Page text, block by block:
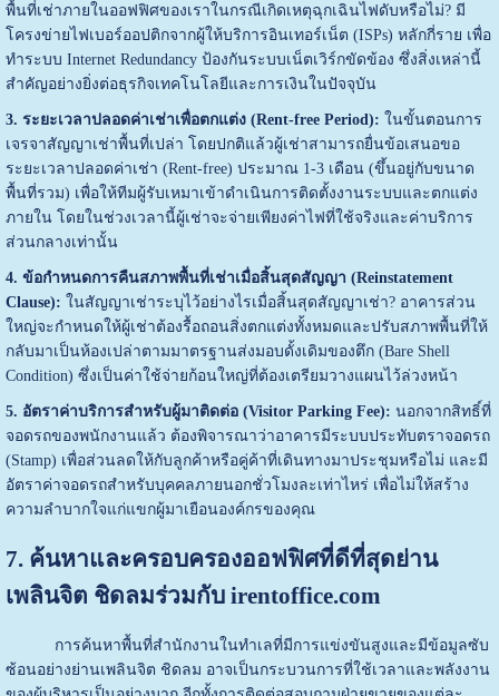
พื้นที่เช่าภายในออฟฟิศของเราในกรณีเกิดเหตุฉุกเฉินไฟดับหรือไม่? มี
โครงข่ายไฟเบอร์ออปติกจากผู้ให้บริการอินเทอร์เน็ต (ISPs) หลักกี่ราย เพื่อ
ทำระบบ Internet Redundancy ป้องกันระบบเน็ตเวิร์กขัดข้อง ซึ่งสิ่งเหล่านี้
สำคัญอย่างยิ่งต่อธุรกิจเทคโนโลยีและการเงินในปัจจุบัน
3. ระยะเวลาปลอดค่าเช่าเพื่อตกแต่ง (Rent-free Period): ในขั้นตอนการ
เจรจาสัญญาเช่าพื้นที่เปล่า โดยปกติแล้วผู้เช่าสามารถยื่นข้อเสนอขอ
ระยะเวลาปลอดค่าเช่า (Rent-free) ประมาณ 1-3 เดือน (ขึ้นอยู่กับขนาด
พื้นที่รวม) เพื่อให้ทีมผู้รับเหมาเข้าดำเนินการติดตั้งงานระบบและตกแต่ง
ภายใน โดยในช่วงเวลานี้ผู้เช่าจะจ่ายเพียงค่าไฟที่ใช้จริงและค่าบริการ
ส่วนกลางเท่านั้น
4. ข้อกำหนดการคืนสภาพพื้นที่เช่าเมื่อสิ้นสุดสัญญา (Reinstatement
Clause): ในสัญญาเช่าระบุไว้อย่างไรเมื่อสิ้นสุดสัญญาเช่า? อาคารส่วน
ใหญ่จะกำหนดให้ผู้เช่าต้องรื้อถอนสิ่งตกแต่งทั้งหมดและปรับสภาพพื้นที่ให้
กลับมาเป็นห้องเปล่าตามมาตรฐานส่งมอบดั้งเดิมของตึก (Bare Shell
Condition) ซึ่งเป็นค่าใช้จ่ายก้อนใหญ่ที่ต้องเตรียมวางแผนไว้ล่วงหน้า
5. อัตราค่าบริการสำหรับผู้มาติดต่อ (Visitor Parking Fee): นอกจากสิทธิ์ที่
จอดรถของพนักงานแล้ว ต้องพิจารณาว่าอาคารมีระบบประทับตราจอดรถ
(Stamp) เพื่อส่วนลดให้กับลูกค้าหรือคู่ค้าที่เดินทางมาประชุมหรือไม่ และมี
อัตราค่าจอดรถสำหรับบุคคลภายนอกชั่วโมงละเท่าไหร่ เพื่อไม่ให้สร้าง
ความลำบากใจแก่แขกผู้มาเยือนองค์กรของคุณ
7. ค้นหาและครอบครองออฟฟิศที่ดีที่สุดย่าน
เพลินจิต ชิดลมร่วมกับ irentoffice.com
การค้นหาพื้นที่สำนักงานในทำเลที่มีการแข่งขันสูงและมีข้อมูลซับ
ซ้อนอย่างย่านเพลินจิต ชิดลม อาจเป็นกระบวนการที่ใช้เวลาและพลังงาน